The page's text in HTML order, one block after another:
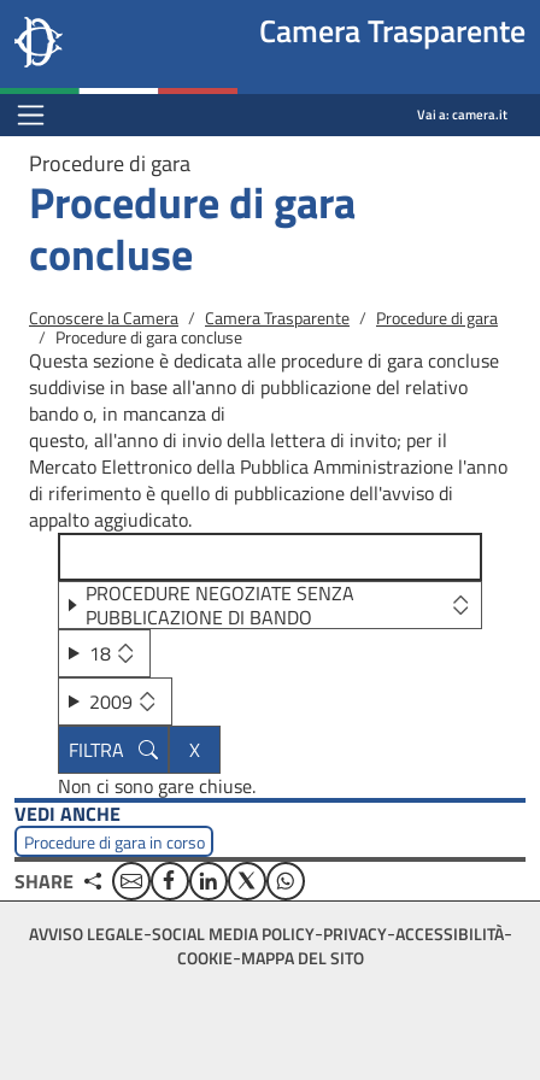
Salta al contenuto principale
Salta al menu di navigazione
Site
header
block
Camera dei deputati
Camera Trasparente
Menu Bar block
Vai a:camera.it
Procedure di gara
Procedure di gara
concluse
Briciole di pane
Conoscere la Camera Camera Trasparente Procedure di gara
Procedure di gara concluse
Questa sezione è dedicata alle procedure di gara concluse
suddivise in base all'anno di pubblicazione del relativo
bando o, in mancanza di
questo, all'anno di invio della lettera di invito; per il
Mercato Elettronico della Pubblica Amministrazione l'anno
di riferimento è quello di pubblicazione dell'avviso di
appalto aggiudicato.
PROCEDURE NEGOZIATE SENZA
PUBBLICAZIONE DI BANDO
18
2009
Non ci sono gare chiuse.
VEDI ANCHE
Procedure di gara in corso
SHARE EmailFacebookLinkedinTwitterWhatsApp
Footer
bottom
AVVISO LEGALE SOCIAL MEDIA POLICY PRIVACY ACCESSIBILITÀ
COOKIE MAPPA DEL SITO
Fine pagina
Salta al contenuto principale
Salta al menu di navigazione
Vai a inizio pagina